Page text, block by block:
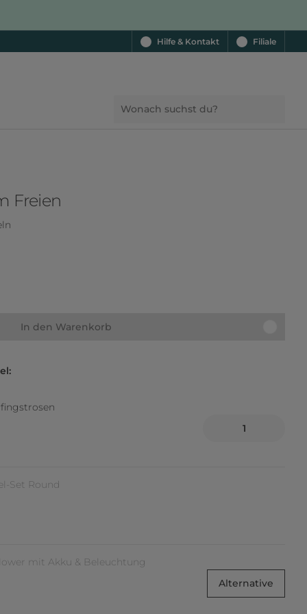
Hilfe & Kontakt Filiale
Freien
In den Warenkorb
Set Round
mit Akku & Beleuchtung
Alternative